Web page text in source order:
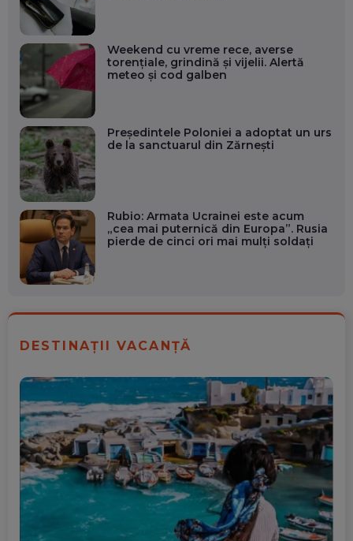
Weekend cu vreme rece, averse
torențiale, grindină și vijelii. Alertă
meteo și cod galben
Președintele Poloniei a adoptat un urs
de la sanctuarul din Zărnești
Rubio: Armata Ucrainei este acum
„cea mai puternică din Europa”. Rusia
pierde de cinci ori mai mulți soldați
DESTINAȚII VACANȚĂ